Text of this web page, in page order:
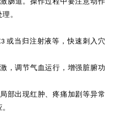
。
或当归注射液等，快速刺入穴
，调节气血运行，增强脏腑功
部出现红肿、疼痛加剧等异常